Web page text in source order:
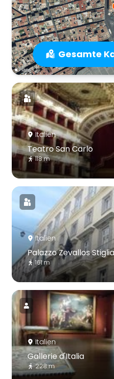
Gesamte
Italien
Teatro San Carlo
118 m
Italien
Palazzo Zevallos
161 m
Italien
Gallerie d'Italia
228 m